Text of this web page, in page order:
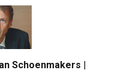
Schoenmakers |